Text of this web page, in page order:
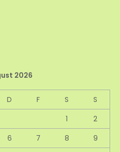
2026
D F S
S
1
2
6 7 8
9